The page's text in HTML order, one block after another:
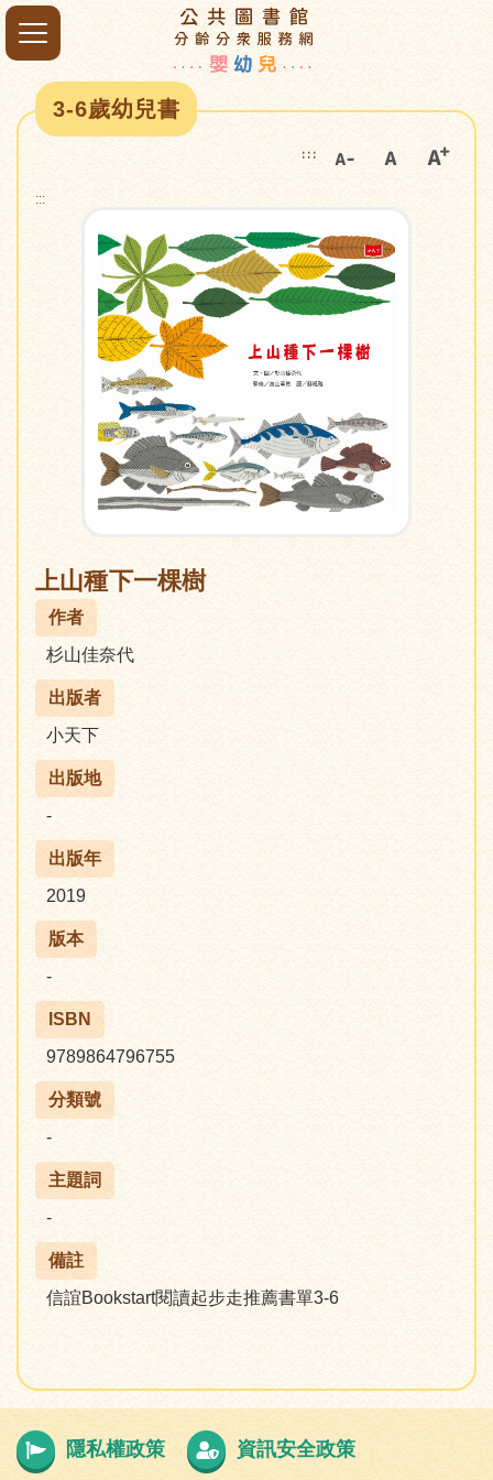
3-6歲幼兒書
:::
:::
上山種下一棵樹
作者
杉山佳奈代
出版者
小天下
出版地
-
出版年
2019
版本
-
ISBN
9789864796755
分類號
-
主題詞
-
備註
信誼Bookstart閱讀起步走推薦書單3-6
隱私權政策 資訊安全政策